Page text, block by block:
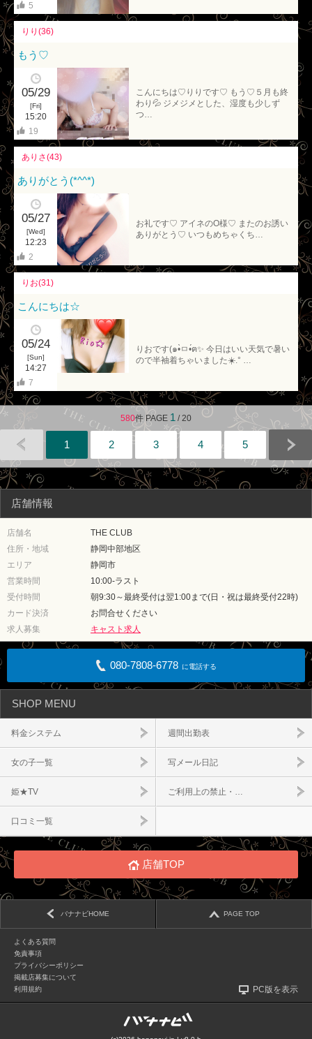
5
りり(36)
もう♡
05/29
[Fri]
15:20
19
こんにちは♡りりです♡ もう♡５月も終
わり💦 ジメジメとした、湿度も少しず
つ…
ありさ(43)
ありがとう(*^^*)
05/27
[Wed]
12:23
2
お礼です♡ アイネのO様♡ またのお誘い
ありがとう♡ いつもめちゃくち…
りお(31)
こんにちは☆
05/24
[Sun]
14:27
7
りおです(๑•̀ㅁ•́ฅ✨ 今日はいい天気で暑い
ので半袖着ちゃいました☀️.° …
580件 PAGE 1 / 20
1 2 3 4 5
店舗情報
店舗名
THE CLUB
住所・地域
静岡中部地区
エリア
静岡市
営業時間
10:00-ラスト
受付時間
朝9:30～最終受付は翌1:00まで(日・祝は最終受付22時)
カード決済
お問合せください
求人募集
キャスト求人
080-7808-6778 に電話する
SHOP MENU
料金システム 週間出勤表
女の子一覧 写メール日記
姫★TV ご利用上の禁止・…
口コミ一覧
店舗TOP
バナナビHOME PAGE TOP
よくある質問
免責事項
プライバシーポリシー
掲載店募集について
利用規約
PC版を表示